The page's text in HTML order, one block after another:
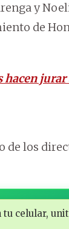
y
de
hacen
de los
celular,